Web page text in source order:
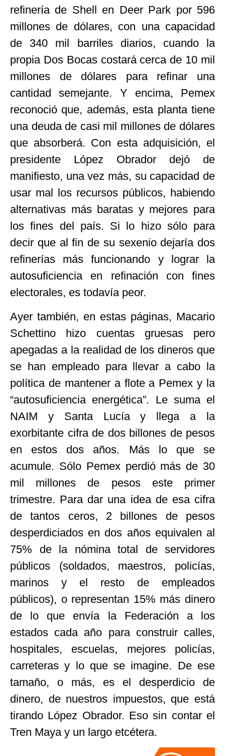
refinería de Shell en Deer Park por 596
millones de dólares, con una capacidad
de 340 mil barriles diarios, cuando la
propia Dos Bocas costará cerca de 10 mil
millones de dólares para refinar una
cantidad semejante. Y encima, Pemex
reconoció que, además, esta planta tiene
una deuda de casi mil millones de dólares
que absorberá. Con esta adquisición, el
presidente López Obrador dejó de
manifiesto, una vez más, su capacidad de
usar mal los recursos públicos, habiendo
alternativas más baratas y mejores para
los fines del país. Si lo hizo sólo para
decir que al fin de su sexenio dejaría dos
refinerías más funcionando y lograr la
autosuficiencia en refinación con fines
electorales, es todavía peor.
Ayer también, en estas páginas, Macario
Schettino hizo cuentas gruesas pero
apegadas a la realidad de los dineros que
se han empleado para llevar a cabo la
política de mantener a flote a Pemex y la
“autosuficiencia energética”. Le suma el
NAIM y Santa Lucía y llega a la
exorbitante cifra de dos billones de pesos
en estos dos años. Más lo que se
acumule. Sólo Pemex perdió más de 30
mil millones de pesos este primer
trimestre. Para dar una idea de esa cifra
de tantos ceros, 2 billones de pesos
desperdiciados en dos años equivalen al
75% de la nómina total de servidores
públicos (soldados, maestros, policías,
marinos y el resto de empleados
públicos), o representan 15% más dinero
de lo que envía la Federación a los
estados cada año para construir calles,
hospitales, escuelas, mejores policías,
carreteras y lo que se imagine. De ese
tamaño, o más, es el desperdicio de
dinero, de nuestros impuestos, que está
tirando López Obrador. Eso sin contar el
Tren Maya y un largo etcétera.